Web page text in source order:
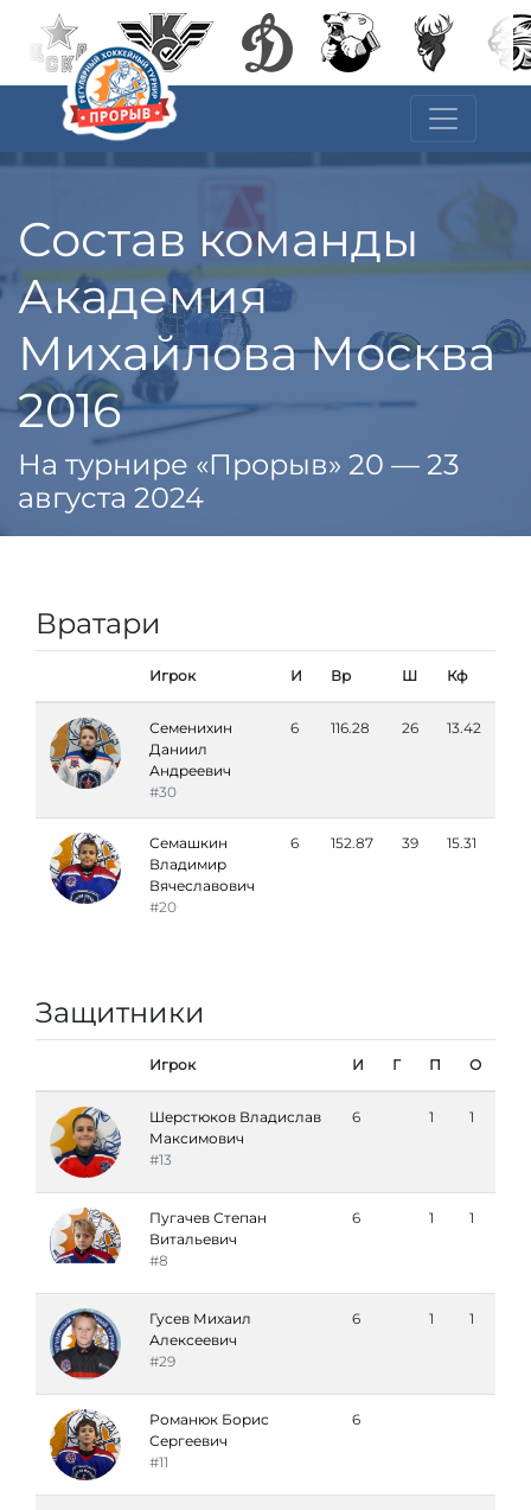
Состав команды
Академия
Михайлова Москва
2016
На турнире «Прорыв» 20 — 23
августа 2024
Вратари
Игрок И Вр Ш Кф
Семенихин
Даниил
Андреевич
#30
6 116.28 26 13.42
Семашкин
Владимир
Вячеславович
#20
6 152.87 39 15.31
Защитники
Игрок И Г П О
Шерстюков Владислав
Максимович
#13
6 1 1
Пугачев Степан
Витальевич
#8
6 1 1
Гусев Михаил
Алексеевич
#29
6 1 1
Романюк Борис
Сергеевич
#11
6